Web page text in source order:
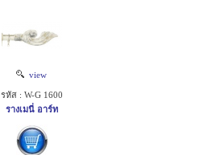
view
รหัส : W-G 1600
รางเมนี่ อาร์ท